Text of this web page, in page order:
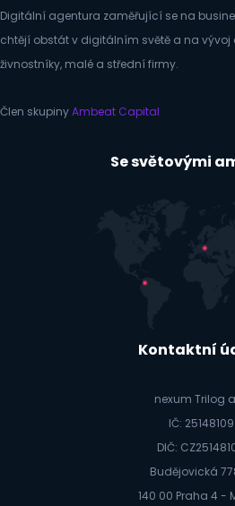
Digitální agentura zaměřující se na
chtějí obstát v digitálním světě a na vývoj
živnostníky, malé a střední firmy.
Člen skupinyAmbeat Capital
Se světovými
Kontaktní
nexum Trilog
IČ: 25148109
DIČ:
Budějovická
140 00 Praha 4 -